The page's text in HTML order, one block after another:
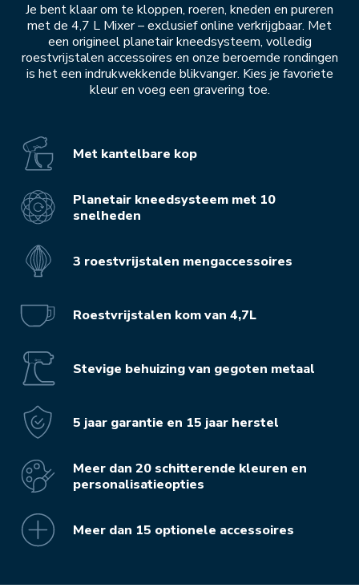
Je bent klaar om te kloppen, roeren, kneden en pureren
met de 4,7 L Mixer – exclusief online verkrijgbaar. Met
een origineel planetair kneedsysteem, volledig
roestvrijstalen accessoires en onze beroemde rondingen
is het een indrukwekkende blikvanger. Kies je favoriete
kleur en voeg een gravering toe.
Met kantelbare kop
Planetair kneedsysteem met 10
snelheden
3 roestvrijstalen mengaccessoires
Roestvrijstalen kom van 4,7L
Stevige behuizing van gegoten metaal
5 jaar garantie en 15 jaar herstel
Meer dan 20 schitterende kleuren en
personalisatieopties
Meer dan 15 optionele accessoires